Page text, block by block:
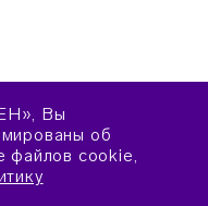
Вы
об
файлов cookie,